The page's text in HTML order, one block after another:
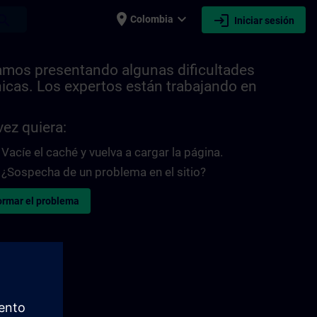
place Colombia expand_more login Iniciar sesión
presentando algunas dificultades
Los expertos están trabajando en
quiera:
Vacíe el caché y vuelva a cargar la página.
¿Sospecha de un problema en el sitio?
el problema